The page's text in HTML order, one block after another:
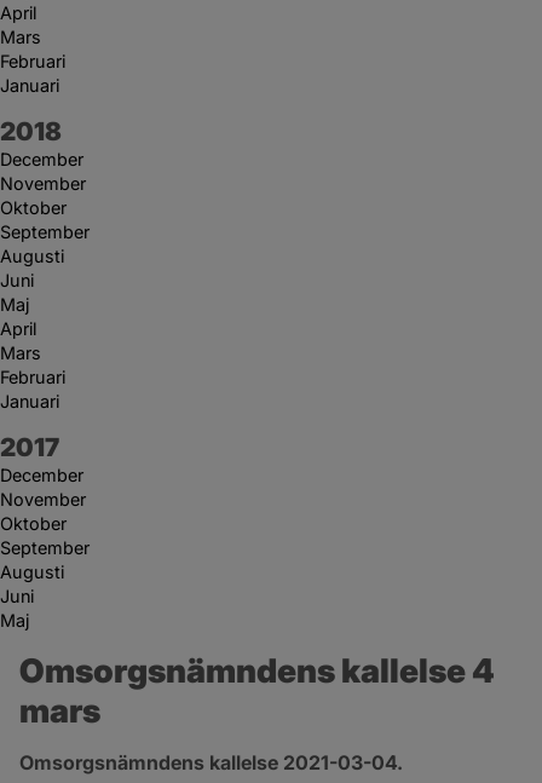
April
Mars
Februari
Januari
År:
2018
December
November
Oktober
September
Augusti
Juni
Maj
April
Mars
Februari
Januari
År:
2017
December
November
Oktober
September
Augusti
Juni
Maj
Omsorgsnämndens kallelse 4
mars
Omsorgsnämndens kallelse 2021-03-04.